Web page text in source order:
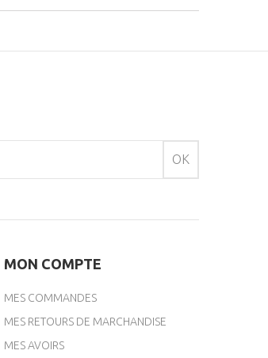
OK
MON COMPTE
MES COMMANDES
MES RETOURS DE MARCHANDISE
MES AVOIRS